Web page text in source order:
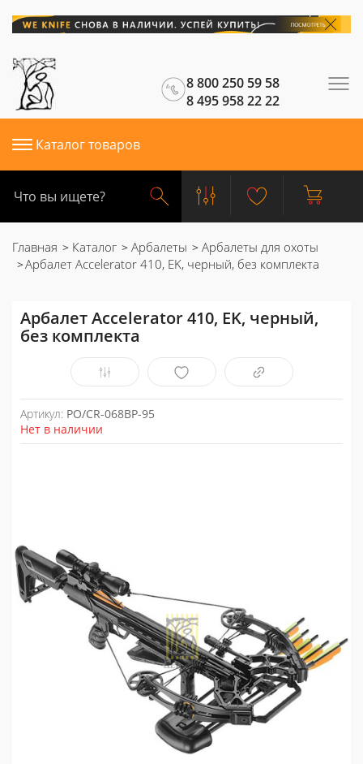
8 800 250 59 58
8 495 958 22 22
Каталог товаров
Главная Каталог Арбалеты
Арбалеты для охоты
Арбалет Accelerator 410, EK, черный, без комплекта
Арбалет Accelerator 410, EK, черный,
без комплекта
Артикул: PO/CR-068BP-95
Нет в наличии